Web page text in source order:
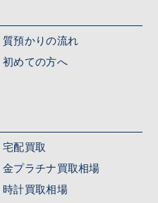
質預かりの流れ
初めての方へ
宅配買取
金プラチナ買取相場
時計買取相場